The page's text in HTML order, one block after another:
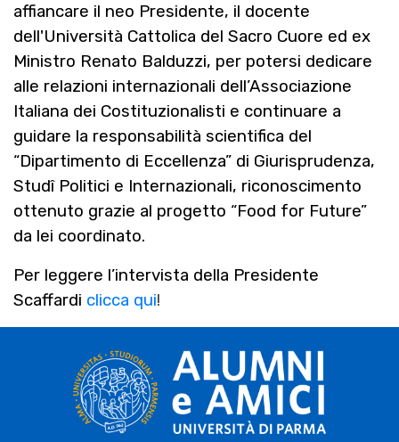
affiancare il neo Presidente, il docente
dell'Università Cattolica del Sacro Cuore ed ex
Ministro Renato Balduzzi, per potersi dedicare
alle relazioni internazionali dell’Associazione
Italiana dei Costituzionalisti e continuare a
guidare la responsabilità scientifica del
“Dipartimento di Eccellenza” di Giurisprudenza,
Studî Politici e Internazionali, riconoscimento
ottenuto grazie al progetto “Food for Future”
da lei coordinato.
Per leggere l’intervista della Presidente
Scaffardi clicca qui!